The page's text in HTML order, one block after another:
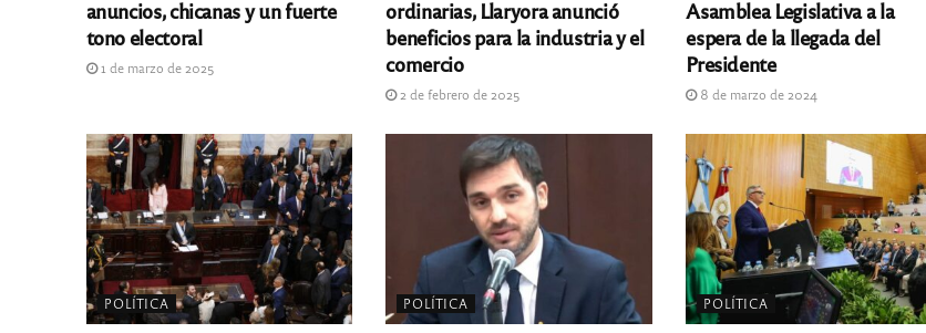
anuncios, chicanas y un fuerte
tono electoral
1 de marzo de 2025
ordinarias, Llaryora anunció
beneficios para la industria y el
comercio
2 de febrero de 2025
Asamblea Legislativa a la
espera de la llegada del
Presidente
8 de marzo de 2024
POLÍTICA POLÍTICA POLÍTICA